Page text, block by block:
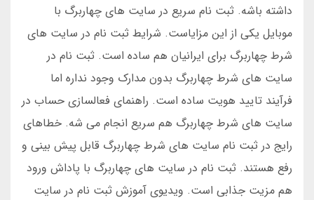
داشته باشه. ثبت نام سریع در سایت های چهاربرگ با
موبایل یکی از این مزایاست. شرایط ثبت نام در سایت های
شرط چهاربرگ برای ایرانیان هم ساده است. ثبت نام در
سایت های شرط چهاربرگ بدون مدارک وجود نداره اما
فرآیند تایید هویت ساده است. راهنمای فعالسازی حساب در
سایت های شرط چهاربرگ هم سریع انجام می شه. خطاهای
رایج در ثبت نام سایت های شرط چهاربرگ قابل پیش بینی و
رفع هستند. ثبت نام در سایت های چهاربرگ با پاداش ورود
هم مزیت جذابی است. ویدیوی آموزش ثبت نام در سایت